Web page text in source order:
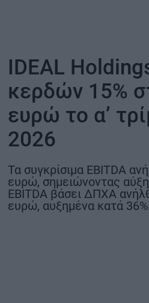
MY PROPERTY
ΚΑΡΑΜΠΟΛΕΣ
IDEAL
κερδών 15%
ευρώ το α’
2026
Τα συγκρίσιμα EBITDA
ευρώ, σημειώνοντας
EBITDA βάσει ΔΠΧΑ
ευρώ, αυξημένα κατά 36%